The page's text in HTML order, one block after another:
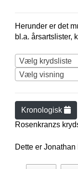
Herunder er det
bl.a. årsartslister,
Vælg krydsliste
Vælg visning
Kronologisk
Rosenkranzs
Dette er